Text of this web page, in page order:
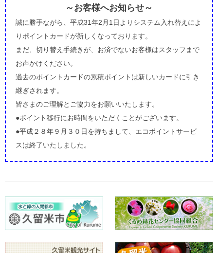
～お客様へお知らせ～
誠に勝手ながら、平成31年2月1日よりシステム入れ替えによ
りポイントカードが新しくなっております。
まだ、切り替え手続きが、お済でないお客様はスタッフまで
お声かけください。
過去のポイントカードの累積ポイントは新しいカードに引き
継ぎされます。
皆さまのご理解とご協力をお願いいたします。
●ポイント移行にお時間をいただくことがございます。
●平成２８年９月３０日を持ちまして、エコポイントサービ
スは終了いたしました。